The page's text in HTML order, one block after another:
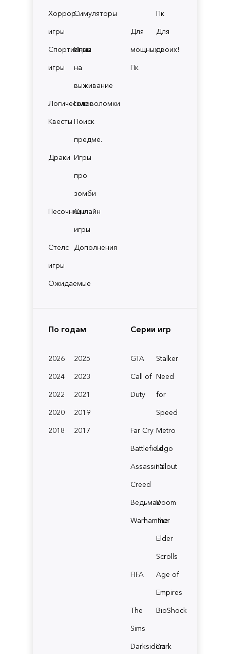
Хоррор
игры
Симуляторы
Спортивные
игры
Игры
на
выживание
ЛогическиеГоловоломки
Квесты Поиск
предме.
Драки Игры
про
зомби
ПесочницыОнлайн
игры
Стелс
игры
Дополнения
Ожидаемые
Пк
Для
мощных
Пк
Для
двоих!
По годам
2026
2025
2024
2023
2022
2021
2020
2019
2018
2017
Серии игр
GTA
Stalker
Call of
Duty
Need
for
Speed
Far Cry Metro
BattlefieldLego
Assassin's
Creed
Fallout
ВедьмакDoom
Warhammer
The
Elder
Scrolls
FIFA
Age of
Empires
The
Sims
BioShock
Darksiders
Dark